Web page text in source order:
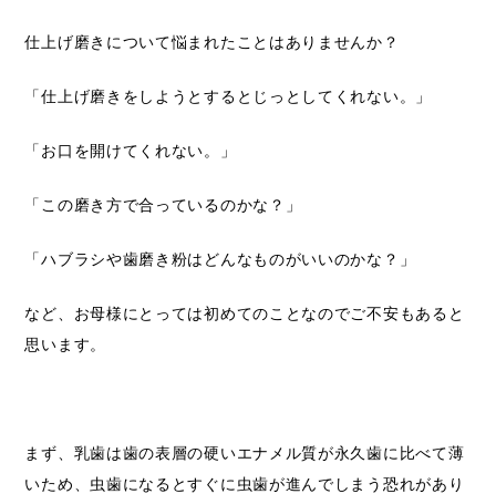
仕上げ磨きについて悩まれたことはありませんか？
「仕上げ磨きをしようとするとじっとしてくれない。」
「お口を開けてくれない。」
「この磨き方で合っているのかな？」
「ハブラシや歯磨き粉はどんなものがいいのかな？」
など、お母様にとっては初めてのことなのでご不安もあると
思います。
まず、乳歯は歯の表層の硬いエナメル質が永久歯に比べて薄
いため、虫歯になるとすぐに虫歯が進んでしまう恐れがあり